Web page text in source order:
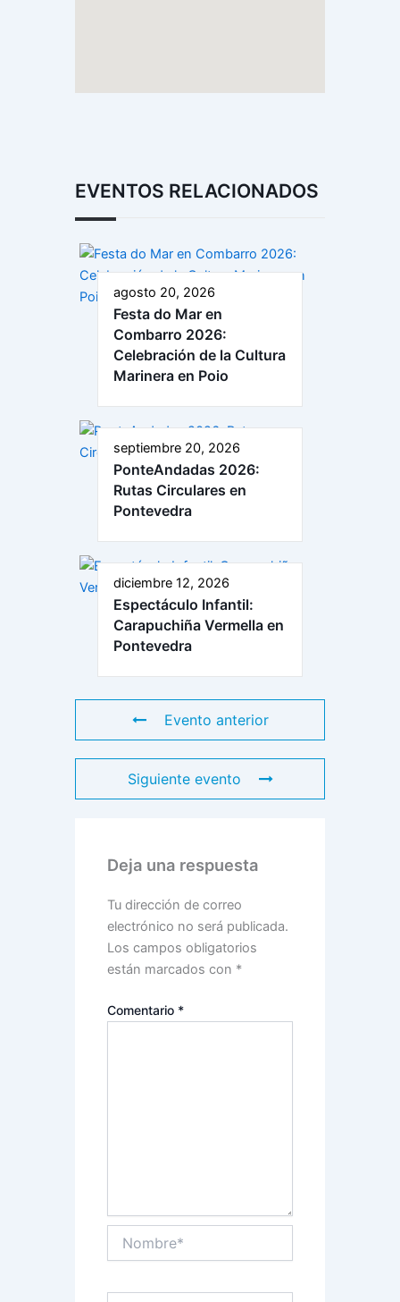
EVENTOS RELACIONADOS
agosto 20, 2026
Festa do Mar en
Combarro 2026:
Celebración de la Cultura
Marinera en Poio
septiembre 20, 2026
PonteAndadas 2026:
Rutas Circulares en
Pontevedra
diciembre 12, 2026
Espectáculo Infantil:
Carapuchiña Vermella en
Pontevedra
Evento anterior
Siguiente evento
Deja una respuesta
Tu dirección de correo
electrónico no será publicada.
Los campos obligatorios
están marcados con *
Comentario *